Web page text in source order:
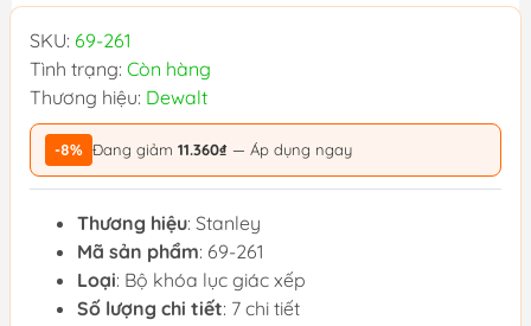
SKU: 69-261
Tình trạng: Còn hàng
Thương hiệu: Dewalt
-8% Đang giảm 11.360₫ — Áp dụng ngay
Thương hiệu: Stanley
Mã sản phẩm: 69-261
Loại: Bộ khóa lục giác xếp
Số lượng chi tiết: 7 chi tiết